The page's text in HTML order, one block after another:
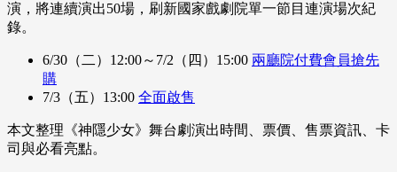
演，將連續演出50場，刷新國家戲劇院單一節目連演場次紀
錄。
6/30（二）12:00～7/2（四）15:00 兩廳院付費會員搶先
購
7/3（五）13:00 全面啟售
本文整理《神隱少女》舞台劇演出時間、票價、售票資訊、卡
司與必看亮點。